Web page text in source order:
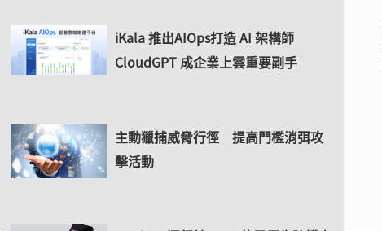
iKala 推出AIOps打造 AI 架構師
CloudGPT 成企業上雲重要副手
主動獵捕威脅行徑 提高門檻消弭攻
擊活動